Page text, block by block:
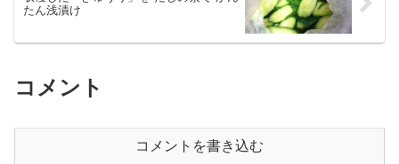
たん浅漬け
コメント
コメントを書き込む